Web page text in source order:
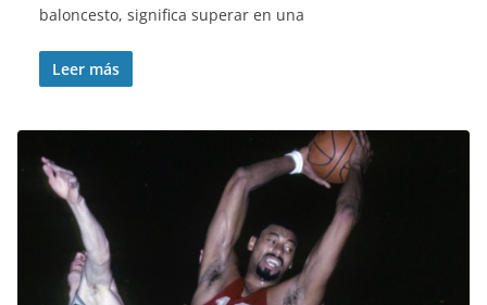
baloncesto, significa superar en una
Leer más